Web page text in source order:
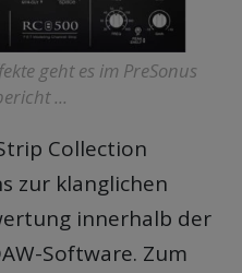
geht es im PreSonus
...
Collection
zur klanglichen
innerhalb der
Software. Zum